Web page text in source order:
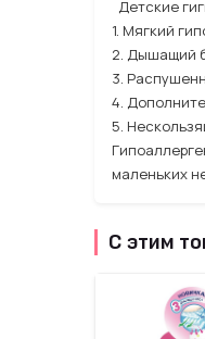
Детские
1. Мягкий
2. Дышащий
3.
4.
5.
маленьких
С этим